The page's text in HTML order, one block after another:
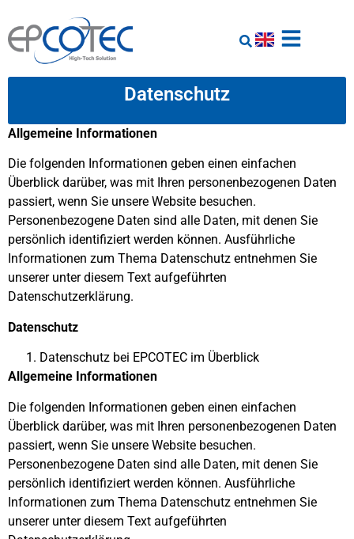
Datenschutz
Allgemeine Informationen
Die folgenden Informationen geben einen einfachen
Überblick darüber, was mit Ihren personenbezogenen Daten
passiert, wenn Sie unsere Website besuchen.
Personenbezogene Daten sind alle Daten, mit denen Sie
persönlich identifiziert werden können. Ausführliche
Informationen zum Thema Datenschutz entnehmen Sie
unserer unter diesem Text aufgeführten
Datenschutzerklärung.
Datenschutz
Datenschutz bei EPCOTEC im Überblick
Allgemeine Informationen
Die folgenden Informationen geben einen einfachen
Überblick darüber, was mit Ihren personenbezogenen Daten
passiert, wenn Sie unsere Website besuchen.
Personenbezogene Daten sind alle Daten, mit denen Sie
persönlich identifiziert werden können. Ausführliche
Informationen zum Thema Datenschutz entnehmen Sie
unserer unter diesem Text aufgeführten